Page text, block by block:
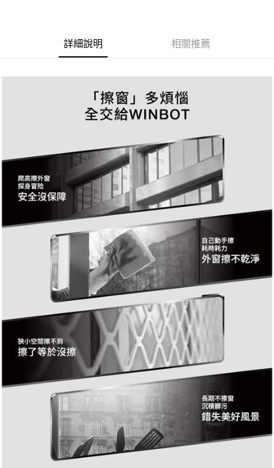
貨到付現給宅配司機 (大家電需貨到付款服務 請電洽0977103621)
每筆NT$150，滿NT$2,000(含以上)免運費
詳細說明 相關推薦